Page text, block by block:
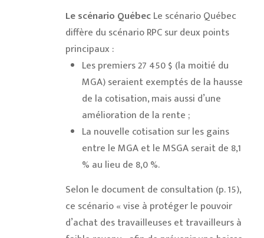
Le scénario QuébecLe scénario Québec
diffère du scénario RPC sur deux points
principaux :
Les premiers 27 450 $ (la moitié du
MGA) seraient exemptés de la hausse
de la cotisation, mais aussi d’une
amélioration de la rente ;
La nouvelle cotisation sur les gains
entre le MGA et le MSGA serait de 8,1
% au lieu de 8,0 %.
Selon le document de consultation (p. 15),
ce scénario « vise à protéger le pouvoir
d’achat des travailleuses et travailleurs à